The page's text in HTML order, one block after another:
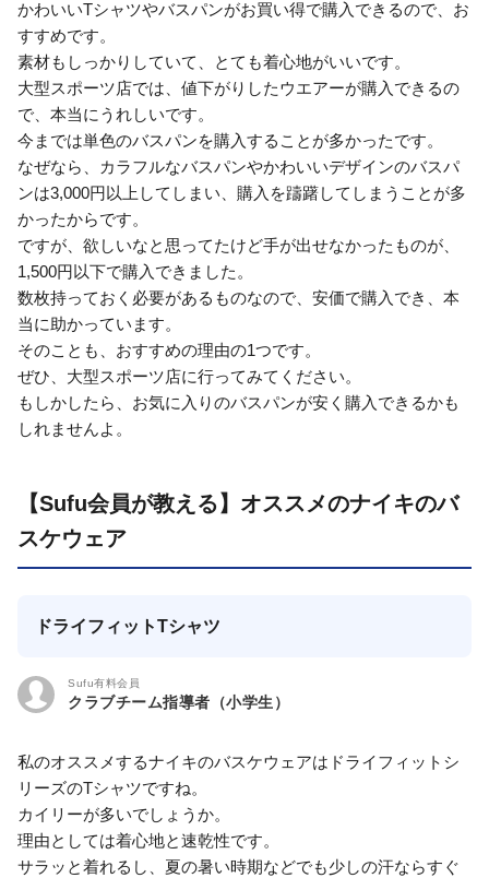
かわいいTシャツやバスパンがお買い得で購入できるので、お
すすめです。
素材もしっかりしていて、とても着心地がいいです。
大型スポーツ店では、値下がりしたウエアーが購入できるの
で、本当にうれしいです。
今までは単色のバスパンを購入することが多かったです。
なぜなら、カラフルなバスパンやかわいいデザインのバスパ
ンは3,000円以上してしまい、購入を躊躇してしまうことが多
かったからです。
ですが、欲しいなと思ってたけど手が出せなかったものが、
1,500円以下で購入できました。
数枚持っておく必要があるものなので、安価で購入でき、本
当に助かっています。
そのことも、おすすめの理由の1つです。
ぜひ、大型スポーツ店に行ってみてください。
もしかしたら、お気に入りのバスパンが安く購入できるかも
しれませんよ。
【Sufu会員が教える】オススメのナイキのバ
スケウェア
ドライフィットTシャツ
Sufu有料会員
クラブチーム指導者（小学生）
私のオススメするナイキのバスケウェアはドライフィットシ
リーズのTシャツですね。
カイリーが多いでしょうか。
理由としては着心地と速乾性です。
サラッと着れるし、夏の暑い時期などでも少しの汗ならすぐ